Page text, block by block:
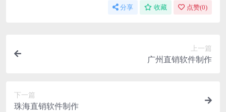
分享 收藏 点赞(0)
上一篇
广州直销软件制作
下一篇
珠海直销软件制作